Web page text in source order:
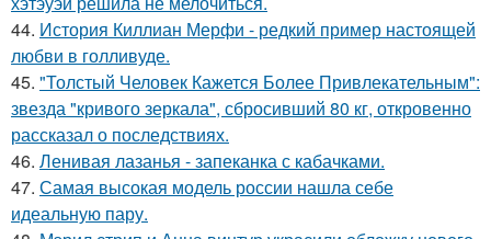
44. История Киллиан Мерфи - редкий пример настоящей
любви в голливуде.
45. "Толстый Человек Кажется Более Привлекательным":
звезда "кривого зеркала", сбросивший 80 кг, откровенно
рассказал о последствиях.
46. Ленивая лазанья - запеканка с кабачками.
47. Самая высокая модель россии нашла себе
идеальную пару.